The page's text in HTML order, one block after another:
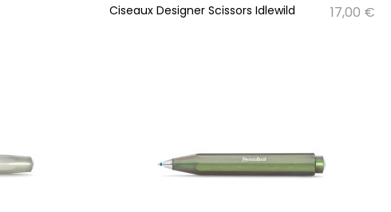
Ciseaux Designer Scissors Idlewild 17,00 €